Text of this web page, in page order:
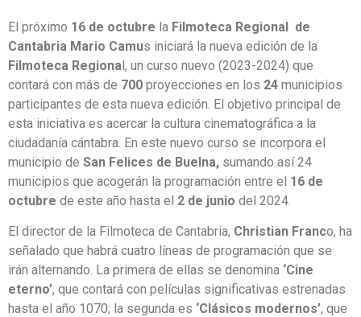
El próximo 16 de octubre la Filmoteca Regional de
Cantabria Mario Camus iniciará la nueva edición de la
Filmoteca Regional, un curso nuevo (2023-2024) que
contará con más de 700 proyecciones en los 24 municipios
participantes de esta nueva edición. El objetivo principal de
esta iniciativa es acercar la cultura cinematográfica a la
ciudadanía cántabra. En este nuevo curso se incorpora el
municipio de San Felices de Buelna, sumando así 24
municipios que acogerán la programación entre el 16 de
octubre de este año hasta el 2 de junio del 2024.
El director de la Filmoteca de Cantabria, Christian Franco, ha
señalado que habrá cuatro líneas de programación que se
irán alternando. La primera de ellas se denomina ‘Cine
eterno’, que contará con películas significativas estrenadas
hasta el año 1070; la segunda es ‘Clásicos modernos’, que